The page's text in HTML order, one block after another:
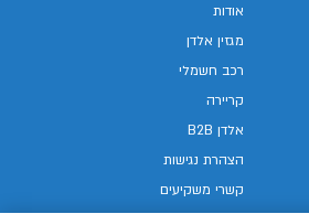
אודות
מגזין אלדן
רכב חשמלי
קריירה
אלדן B2B
הצהרת נגישות
קשרי משקיעים